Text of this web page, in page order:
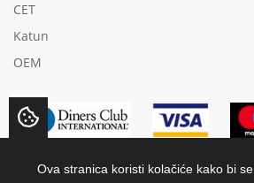
CET
Katun
OEM
Ova stranica koristi kolačiće kako bi se